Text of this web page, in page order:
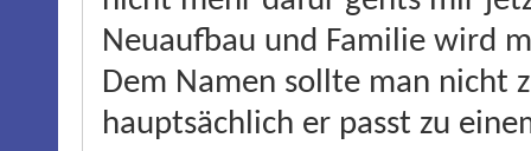
Neuaufbau und Familie wird
Dem Namen sollte man nicht
hauptsächlich er passt zu